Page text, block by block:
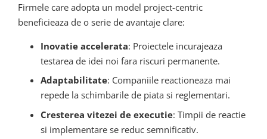
Firmele care adopta un model project-centric
beneficieaza de o serie de avantaje clare:
Inovatie accelerata: Proiectele incurajeaza
testarea de idei noi fara riscuri permanente.
Adaptabilitate: Companiile reactioneaza mai
repede la schimbarile de piata si reglementari.
Cresterea vitezei de executie: Timpii de reactie
si implementare se reduc semnificativ.